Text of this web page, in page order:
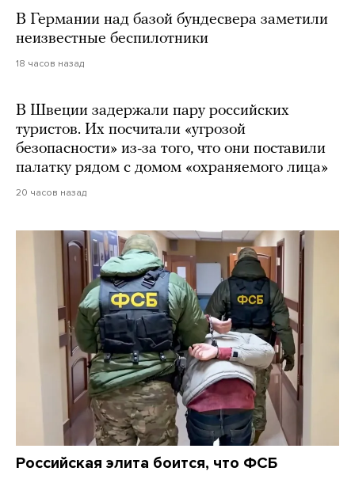
В Германии над базой бундесвера заметили
неизвестные беспилотники
18 часов назад
В Швеции задержали пару российских
туристов. Их посчитали «угрозой
безопасности» из-за того, что они поставили
палатку рядом с домом «охраняемого лица»
20 часов назад
Российская элита боится, что ФСБ